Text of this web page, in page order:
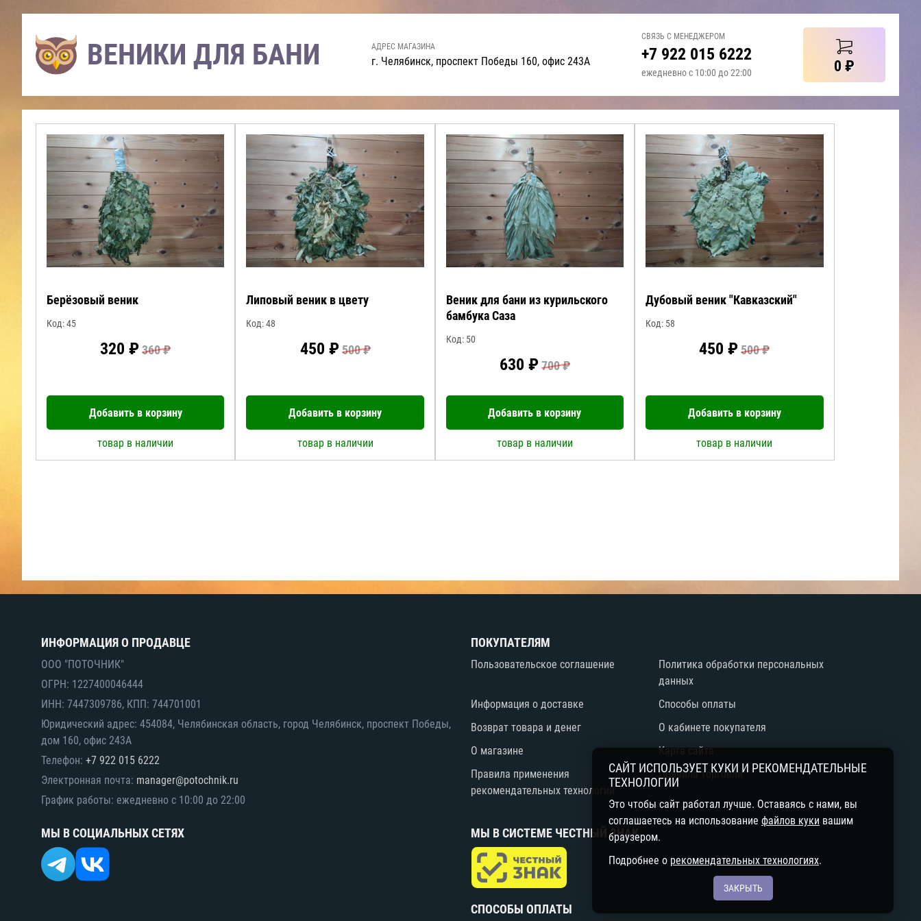
ВЕНИКИ ДЛЯ БАНИ АДРЕС МАГАЗИНА
г. Челябинск, проспект Победы 160, офис 243А
СВЯЗЬ С МЕНЕДЖЕРОМ
+7 922 015 6222
ежедневно с 10:00 до 22:00 0 ₽
Берёзовый веник
Код: 45
320 ₽360 ₽
Добавить в корзину
товар в наличии
Липовый веник в цвету
Код: 48
450 ₽ 500 ₽
Добавить в корзину
товар в наличии
Веник для бани из курильского
бамбука Саза
Код: 50
630 ₽700 ₽
Добавить в корзину
товар в наличии
Дубовый веник "Кавказский"
Код: 58
450 ₽ 500 ₽
Добавить в корзину
товар в наличии
ИНФОРМАЦИЯ О ПРОДАВЦЕ
ООО "ПОТОЧНИК"
ОГРН: 1227400046444
ИНН: 7447309786, КПП: 744701001
Юридический адрес: 454084, Челябинская область, город Челябинск, проспект Победы,
дом 160, офис 243А
Телефон: +7 922 015 6222
Электронная почта: manager@potochnik.ru
График работы: ежедневно с 10:00 до 22:00
ПОКУПАТЕЛЯМ
Пользовательское соглашение
Политика обработки персональных
данных
Информация о доставке
Способы оплаты
Возврат товара и денег
О кабинете покупателя
О магазине
Карта сайта
Правила применения
рекомендательных технологий
Правила торговли
МЫ В СИСТЕМЕ ЧЕСТНЫЙ ЗНАК
МЫ В СОЦИАЛЬНЫХ СЕТЯХ
СПОСОБЫ ОПЛАТЫ
САЙТ ИСПОЛЬЗУЕТ КУКИ И РЕКОМЕНДАТЕЛЬНЫЕ
ТЕХНОЛОГИИ
Это чтобы сайт работал лучше. Оставаясь с нами, вы
соглашаетесь на использование файлов куки вашим
браузером.
Подробнее о рекомендательных технологиях.
ЗАКРЫТЬ